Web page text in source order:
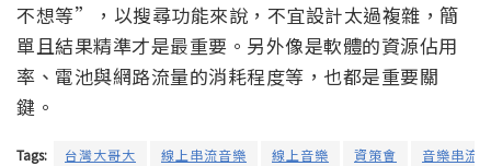
不想等”，以搜尋功能來說，不宜設計太過複雜，簡
單且結果精準才是最重要。另外像是軟體的資源佔用
率、電池與網路流量的消耗程度等，也都是重要關
鍵。
Tags: 台灣大哥大 線上串流音樂 線上音樂 資策會 音樂串流